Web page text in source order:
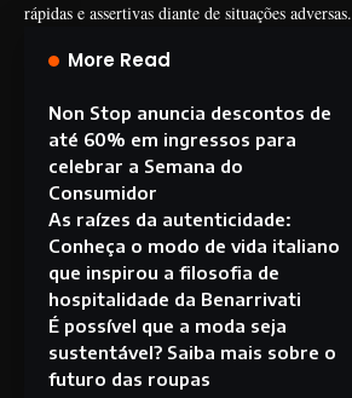
rápidas e assertivas diante de situações adversas.
More Read
Non Stop anuncia descontos de
até 60% em ingressos para
celebrar a Semana do
Consumidor
As raízes da autenticidade:
Conheça o modo de vida italiano
que inspirou a filosofia de
hospitalidade da Benarrivati
É possível que a moda seja
sustentável? Saiba mais sobre o
futuro das roupas